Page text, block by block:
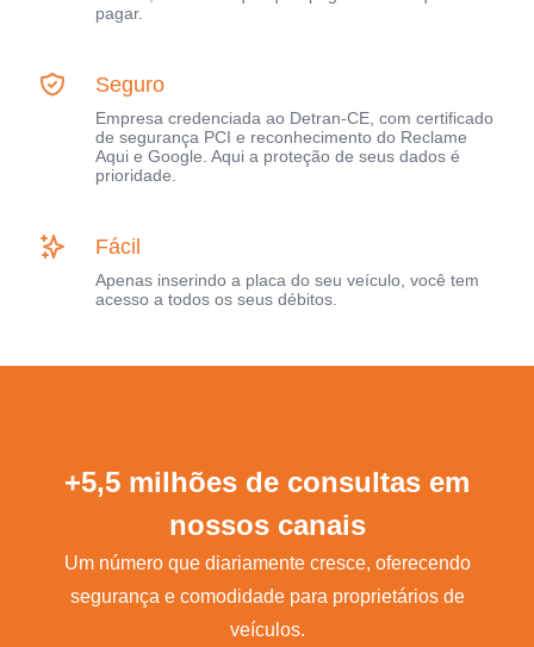
pagar.
Seguro
Empresa credenciada ao Detran-CE, com certificado
de segurança PCI e reconhecimento do Reclame
Aqui e Google. Aqui a proteção de seus dados é
prioridade.
Fácil
Apenas inserindo a placa do seu veículo, você tem
acesso a todos os seus débitos.
+5,5 milhões de consultas em
nossos canais
Um número que diariamente cresce, oferecendo
segurança e comodidade para proprietários de
veículos.